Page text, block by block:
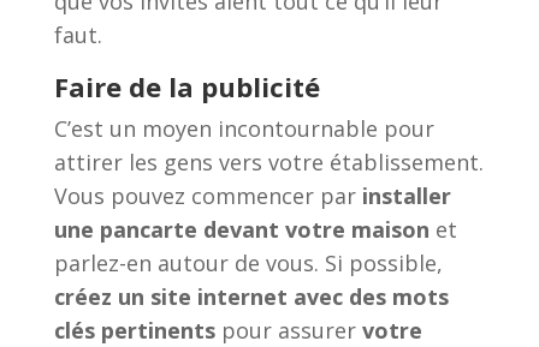
faut.
Faire de la publicité
C’est un moyen incontournable pour
attirer les gens vers votre établissement.
Vous pouvez commencer par installer
une pancarte devant votre maison et
parlez-en autour de vous. Si possible,
créez un site internet avec des mots
clés pertinentspour assurer votre